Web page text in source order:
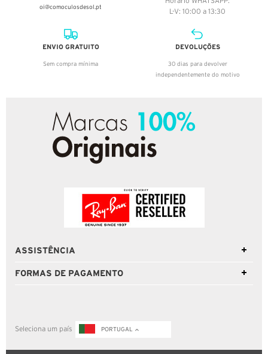
oi@comoculosdesol.pt
L-V: 10:00 a 13:30
ENVIO GRATUITO
Sem compra mínima
DEVOLUÇÕES
30 dias para devolver
independentemente do motivo
ASSISTÊNCIA
FORMAS DE PAGAMENTO
Seleciona um país PORTUGAL